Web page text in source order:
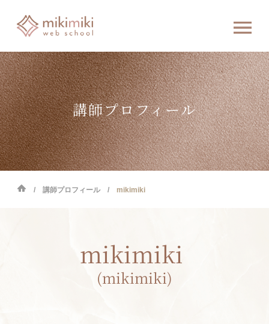
講師プロフィール
講師プロフィール mikimiki
mikimiki
(mikimiki)